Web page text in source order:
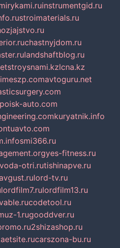
instrumentgid.ru
stroimaterials.ru
chastnyjdom.ru
landshaftblog.ru
stroysnami.kzlcna.kz
avtoguru.net
poisk-auto.com
kuryatnik.info
smi366.ru
yes-fitness.ru
voda-otri.rutishinapve.ru
lord-tv.ru
lordfilm7.rulordfilm13.ru
codetool.ru
1.rugooddver.ru
2shizashop.ru
carszona-bu.ru